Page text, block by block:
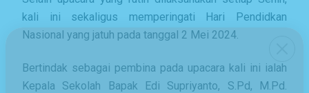
kali ini sekaligus memperingati Hari Pendidkan
Nasional yang jatuh pada tanggal 2 Mei 2024.
Bertindak sebagai pembina pada upacara kali ini ialah
Kepala Sekolah Bapak Edi Supriyanto, S.Pd, M.Pd.